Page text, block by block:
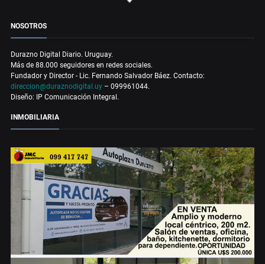
NOSOTROS
Durazno Digital Diario. Uruguay.
Más de 88.000 seguidores en redes sociales.
Fundador y Director - Lic. Fernando Salvador Báez. Contacto:
direccion@duraznodigital.uy – 099961044.
Diseño: IP Comunicación Integral.
INMOBILIARIA